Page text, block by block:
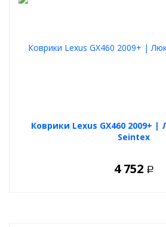
Коврики Lexus GX460 2009+
Seintex
4 752 Р